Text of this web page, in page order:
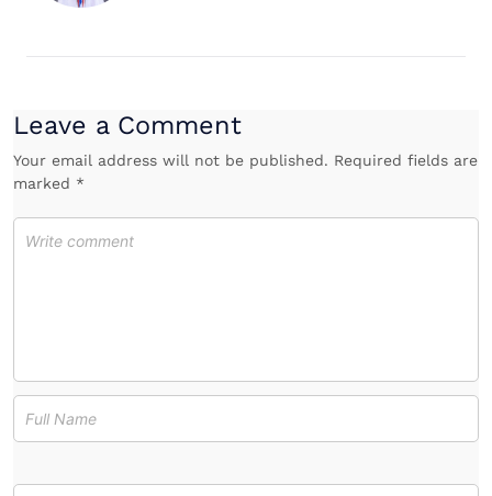
Leave a Comment
Your email address will not be published. Required fields are
marked *